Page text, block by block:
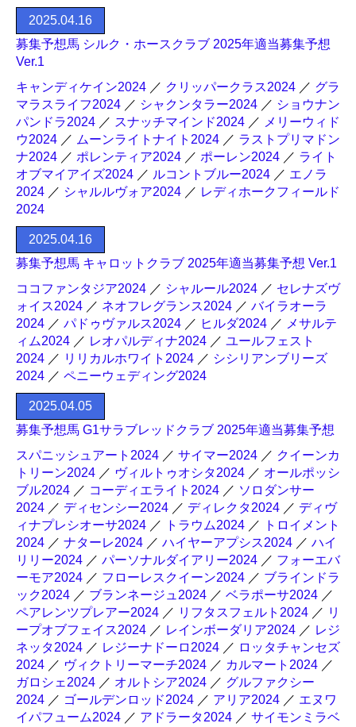
2025.04.16
募集予想馬 シルク・ホースクラブ 2025年適当募集予想
Ver.1
キャンディケイン2024 ／ クリッパークラス2024 ／ グラ
マラスライフ2024 ／ シャクンタラー2024 ／ ショウナン
パンドラ2024 ／ スナッチマインド2024 ／ メリーウィド
ウ2024 ／ ムーンライトナイト2024 ／ ラストプリマドン
ナ2024 ／ ポレンティア2024 ／ ポーレン2024 ／ ライト
オブマイアイズ2024 ／ ルコントブルー2024 ／ エノラ
2024 ／ シャルルヴォア2024 ／ レディホークフィールド
2024
2025.04.16
募集予想馬 キャロットクラブ 2025年適当募集予想 Ver.1
ココファンタジア2024 ／ シャルール2024 ／ セレナズヴ
ォイス2024 ／ ネオフレグランス2024 ／ バイラオーラ
2024 ／ パドゥヴァルス2024 ／ ヒルダ2024 ／ メサルテ
ィム2024 ／ レオパルディナ2024 ／ ユールフェスト
2024 ／ リリカルホワイト2024 ／ シシリアンブリーズ
2024 ／ ペニーウェディング2024
2025.04.05
募集予想馬 G1サラブレッドクラブ 2025年適当募集予想
スパニッシュアート2024 ／ サイマー2024 ／ クイーンカ
トリーン2024 ／ ヴィルトゥオシタ2024 ／ オールポッシ
ブル2024 ／ コーディエライト2024 ／ ソロダンサー
2024 ／ ディセンシー2024 ／ ディレクタ2024 ／ ディヴ
ィナプレシオーサ2024 ／ トラウム2024 ／
トロイメント
2024 ／ ナターレ2024 ／ ハイヤーアプシス2024 ／ ハイ
リリー2024 ／ パーソナルダイアリー2024 ／ フォーエバ
ーモア2024 ／ フローレスクイーン2024 ／ ブラインドラ
ック2024 ／ ブランネージュ2024 ／ ベラポーサ2024 ／
ペアレンツプレアー2024 ／ リフタスフェルト2024 ／ リ
ープオブフェイス2024 ／ レインボーダリア2024 ／ レジ
ネッタ2024 ／ レジーナドーロ2024 ／ ロッタチャンセズ
2024 ／ ヴィクトリーマーチ2024 ／ カルマート2024 ／
ガロシェ2024 ／ オルトシア2024 ／ グルファクシー
2024 ／ ゴールデンロッド2024 ／ アリア2024 ／ エヌワ
イパフューム2024 ／ アドラータ2024 ／ サイモンミラベ